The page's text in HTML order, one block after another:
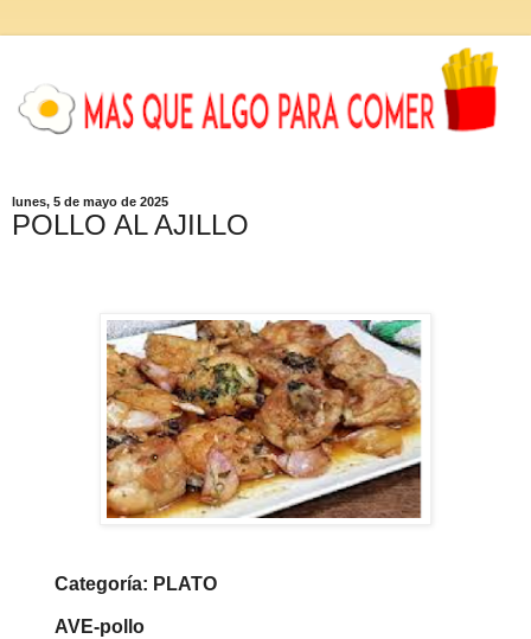
lunes, 5 de mayo de 2025
POLLO AL AJILLO
Categoría: PLATO
AVE-pollo